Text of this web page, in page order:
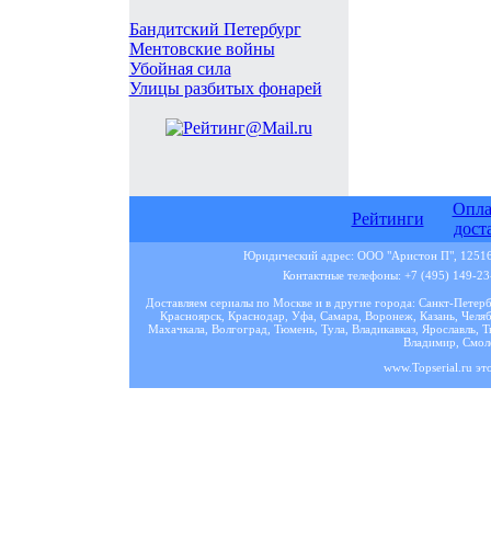
Бандитский Петербург
Ментовские войны
Убойная сила
Улицы разбитых фонарей
Рейтинги
Юридический адрес: ООО "Аристон П",
Контактные телефоны: +7 (495) 149-
Доставляем сериалы по Москве и в другие города: Санкт-
Красноярск, Краснодар, Уфа, Самара, Воронеж, Казань,
Махачкала, Волгоград, Тюмень, Тула, Владикавказ, Ярославль,
Владимир,
www.Topserial.ru